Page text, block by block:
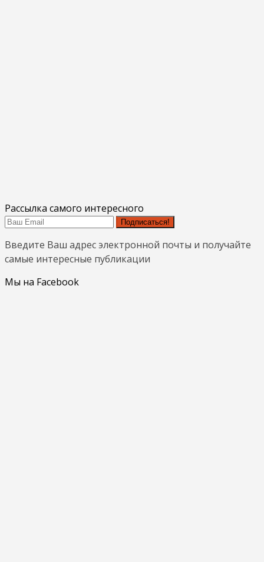
Рассылка самого интересного
Подписаться!
Введите Ваш адрес электронной почты и получайте
самые интересные публикации
Мы на Facebook